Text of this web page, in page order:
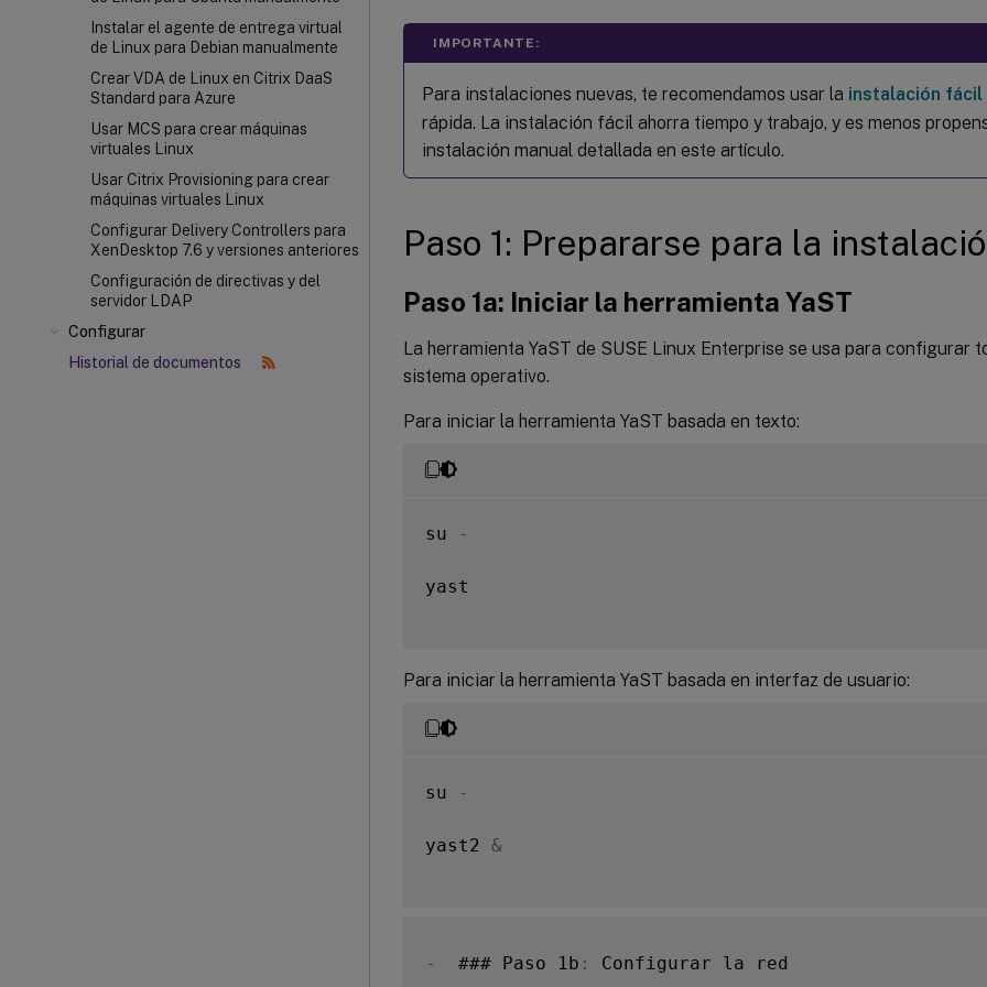
Instalar el agente de entrega virtual
de Linux para Debian manualmente
Crear VDA de Linux en Citrix DaaS
Standard para Azure
Usar MCS para crear máquinas
virtuales Linux
Usar Citrix Provisioning para crear
máquinas virtuales Linux
Configurar Delivery Controllers para
XenDesktop 7.6 y versiones anteriores
Configuración de directivas y del
servidor LDAP
Configurar
Historial de documentos
IMPORTANTE:
Para instalaciones nuevas, te recomendamos usar la instalación fácil
rápida. La instalación fácil ahorra tiempo y trabajo, y es menos
instalación manual detallada en este artículo.
Paso 1: Prepararse para la
Paso 1a: Iniciar la herramienta YaST
La herramienta YaST de SUSE Linux Enterprise se usa para configurar
sistema operativo.
Para iniciar la herramienta YaST basada en texto:
su -
yast
Para iniciar la herramienta YaST basada en interfaz de usuario:
su -
yast2 &
-
  ### Paso 1b
: